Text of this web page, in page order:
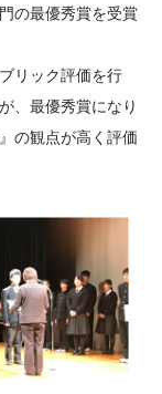
ーカイブ
の最優秀賞を受賞
リック評価を行
、最優秀賞になり
の観点が高く評価